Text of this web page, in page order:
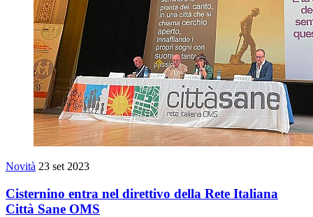
Novità 23 set 2023
Cisternino entra nel direttivo della Rete Italiana
Città Sane OMS